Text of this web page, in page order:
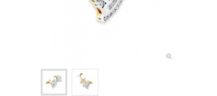
PINCES & ÉPINGLES À CRAVATE
+
PETITS ACCESSOIRES TEXTILES
CRAVATES & PLASTRONS D'ÉQUITATION